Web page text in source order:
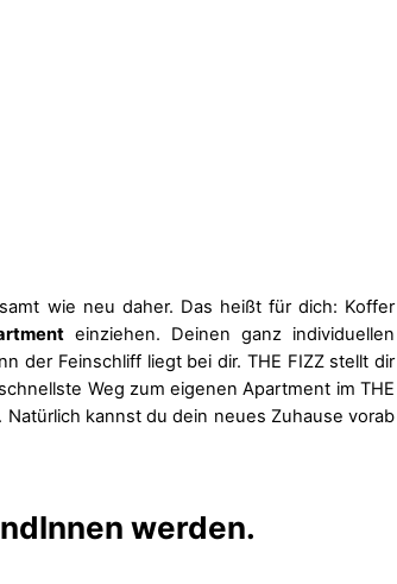
wie neu daher. Das heißt für dich: Koffer
einziehen. Deinen ganz individuellen
der Feinschliff liegt bei dir. THE FIZZ stellt dir
Weg zum eigenen Apartment im THE
. Natürlich kannst du dein neues Zuhause vorab
werden.